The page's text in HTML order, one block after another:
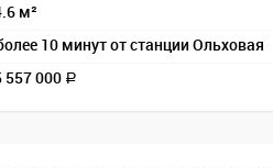
м²
10 минут от станции Ольховая
557 000 a